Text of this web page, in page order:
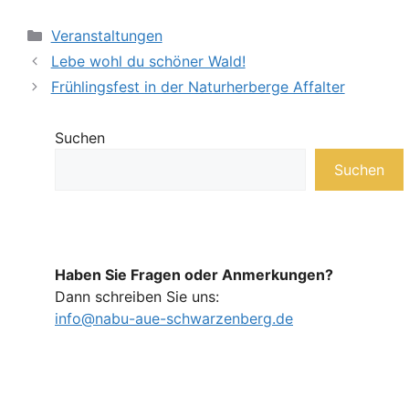
Kategorien
Veranstaltungen
Lebe wohl du schöner Wald!
Frühlingsfest in der Naturherberge Affalter
Suchen
Suchen
Haben Sie Fragen oder Anmerkungen?
Dann schreiben Sie uns:
info@nabu-aue-schwarzenberg.de